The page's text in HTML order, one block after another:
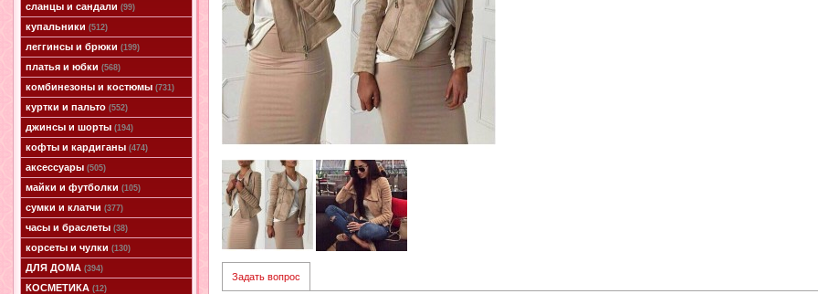
сланцы и сандали(99)
купальники(512)
леггинсы и брюки(199)
платья и юбки(568)
комбинезоны и костюмы(731)
куртки и пальто(552)
джинсы и шорты(194)
кофты и кардиганы(474)
аксессуары(505)
майки и футболки(105)
сумки и клатчи(377)
часы и браслеты(38)
корсеты и чулки(130)
ДЛЯ ДОМА(394)
КОСМЕТИКА(12)
Задать вопрос